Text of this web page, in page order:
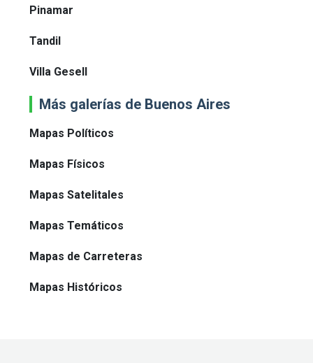
Pinamar
Tandil
Villa Gesell
Más galerías de Buenos Aires
Mapas Políticos
Mapas Físicos
Mapas Satelitales
Mapas Temáticos
Mapas de Carreteras
Mapas Históricos